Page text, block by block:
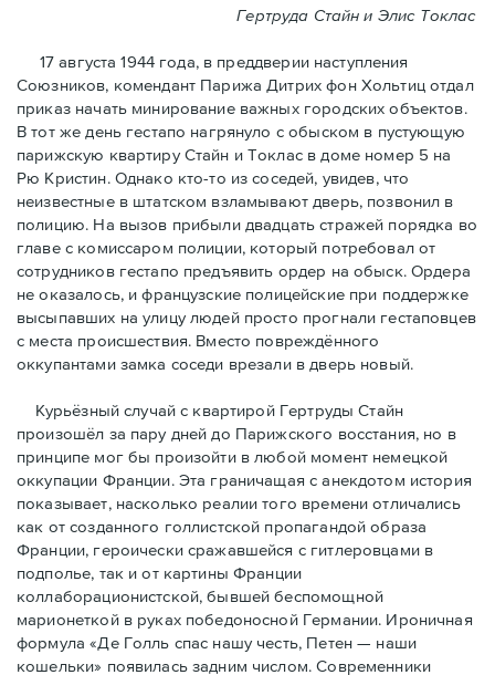
Гертруда Стайн и Элис Токлас
17 августа 1944 года, в преддверии наступления
Союзников, комендант Парижа Дитрих фон Хольтиц отдал
приказ начать минирование важных городских объектов.
В тот же день гестапо нагрянуло с обыском в пустующую
парижскую квартиру Стайн и Токлaс в домe номер 5 на
Рю Кристин. Однако кто-то из соседей, увидев, что
неизвестные в штатском взламывают дверь, позвонил в
полицию. На вызов прибыли двадцать стражей порядка во
главе с комиссаром полиции, который потребовал от
сотрудников гестапо предъявить ордер на обыск. Ордера
не оказалось, и французские полицейские при поддержке
высыпавших на улицу людей просто прогнали гестаповцев
с места происшествия. Вместо повреждённого
оккупантами замка соседи врезали в дверь новый.
Курьёзный случай с квартирой Гертруды Стайн
произошёл за пару дней до Парижского восстания, но в
принципe мог бы произойти в любой момент немецкой
оккупации Франции. Эта граничащая с анекдотом история
показывает, насколько реалии того времени отличались
как от созданного голлистской пропагандой образа
Франции, героически сражавшейся с гитлеровцами в
подполье, так и от картины Франции
коллаборационистской, бывшей беспомощной
марионеткой в руках победоносной Германии. Ироничная
формула «Де Голль спас нашу честь, Петен — наши
кошельки» появилась задним числом. Современники